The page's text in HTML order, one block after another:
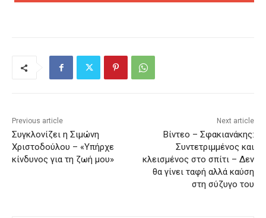
Previous article
Συγκλονίζει η Σιμώνη
Χριστοδούλου – «Υπήρχε
κίνδυνος για τη ζωή μου»
Next article
Βίντεο – Σφακιανάκης:
Συντετριμμένος και
κλεισμένος στο σπίτι – Δεν
θα γίνει ταφή αλλά καύση
στη σύζυγο του